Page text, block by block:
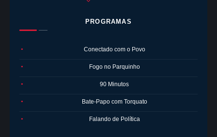
PROGRAMAS
● Conectado com o Povo
● Fogo no Parquinho
● 90 Minutos
● Bate-Papo com Torquato
● Falando de Política